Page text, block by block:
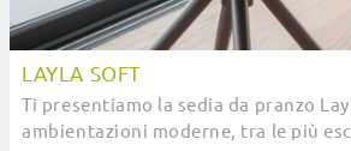
LAYLA SOFT
Ti presentiamo la sedia da pranzo
ambientazioni moderne, tra le più